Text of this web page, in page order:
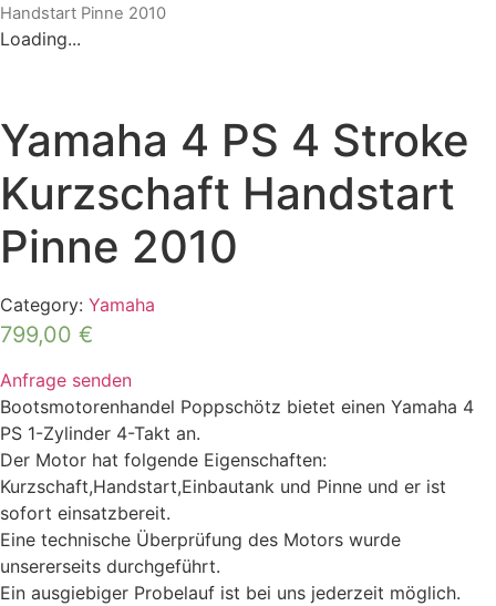
Handstart Pinne 2010
Loading...
Yamaha 4 PS 4 Stroke
Kurzschaft Handstart
Pinne 2010
Category: Yamaha
799,00 €
Anfrage senden
Bootsmotorenhandel Poppschötz bietet einen Yamaha 4
PS 1-Zylinder 4-Takt an.
Der Motor hat folgende Eigenschaften:
Kurzschaft,Handstart,Einbautank und Pinne und er ist
sofort einsatzbereit.
Eine technische Überprüfung des Motors wurde
unsererseits durchgeführt.
Ein ausgiebiger Probelauf ist bei uns jederzeit möglich.